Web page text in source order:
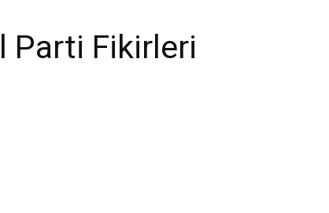
Parti Fikirleri